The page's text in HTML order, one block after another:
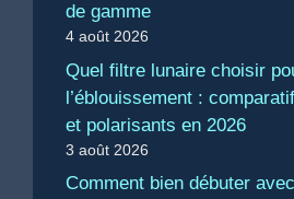
de gamme
4 août 2026
Quel filtre lunaire choisir
l’éblouissement :
et polarisants en 2026
3 août 2026
Comment bien débuter